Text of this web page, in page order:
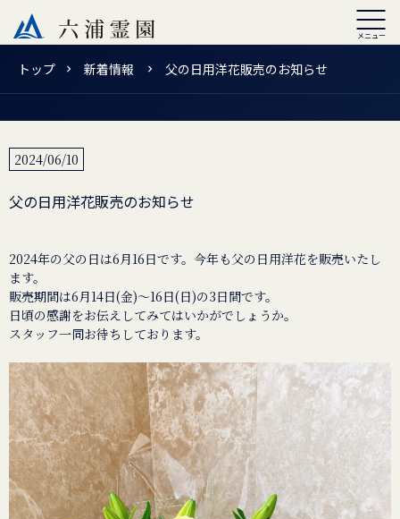
トップ 新着情報 父の日用洋花販売のお知らせ
2024/06/10
父の日用洋花販売のお知らせ
2024年の父の日は6月16日です。今年も父の日用洋花を販売いたし
ます。
販売期間は6月14日(金)～16日(日)の3日間です。
日頃の感謝をお伝えしてみてはいかがでしょうか。